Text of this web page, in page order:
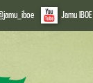
Jamu IBOE